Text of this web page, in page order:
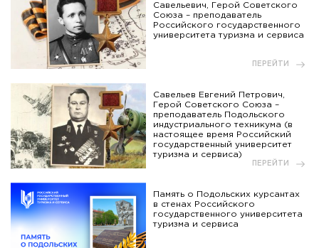
Савельевич, Герой Советского
Союза – преподаватель
Российского государственного
университета туризма и сервиса
ПЕРЕЙТИ
Савельев Евгений Петрович,
Герой Советского Союза –
преподаватель Подольского
индустриального техникума (в
настоящее время Российский
государственный университет
туризма и сервиса)
ПЕРЕЙТИ
Память о Подольских курсантах
в стенах Российского
государственного университета
туризма и сервиса